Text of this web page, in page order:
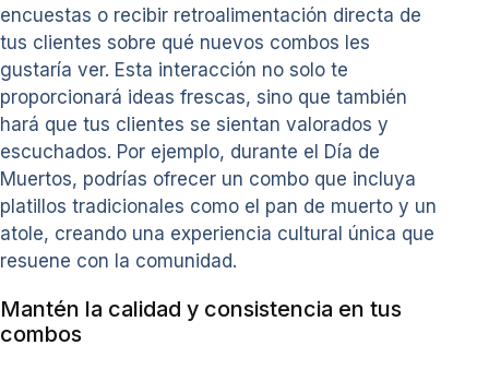
encuestas o recibir retroalimentación directa de
tus clientes sobre qué nuevos combos les
gustaría ver. Esta interacción no solo te
proporcionará ideas frescas, sino que también
hará que tus clientes se sientan valorados y
escuchados. Por ejemplo, durante el Día de
Muertos, podrías ofrecer un combo que incluya
platillos tradicionales como el pan de muerto y un
atole, creando una experiencia cultural única que
resuene con la comunidad.
Mantén la calidad y consistencia en tus
combos